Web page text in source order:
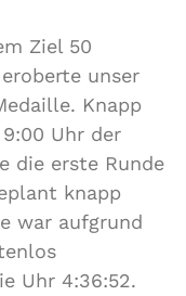
Ziel 50
unser
Knapp
Uhr der
die erste Runde
knapp
war aufgrund
Uhr 4:36:52.